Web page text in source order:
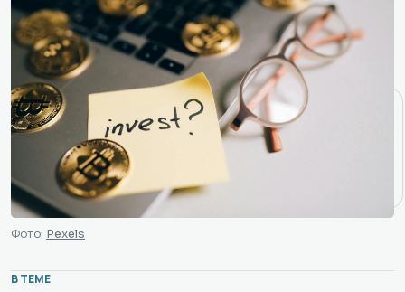
Фото: Pexels
В ТЕМЕ